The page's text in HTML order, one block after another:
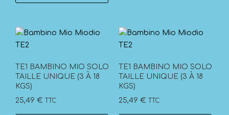
TE1 BAMBINO MIO SOLO
TAILLE UNIQUE (3 À 18
KGS)
25,49 € TTC
TE1 BAMBINO MIO SOLO
TAILLE UNIQUE (3 À 18
KGS)
25,49 € TTC